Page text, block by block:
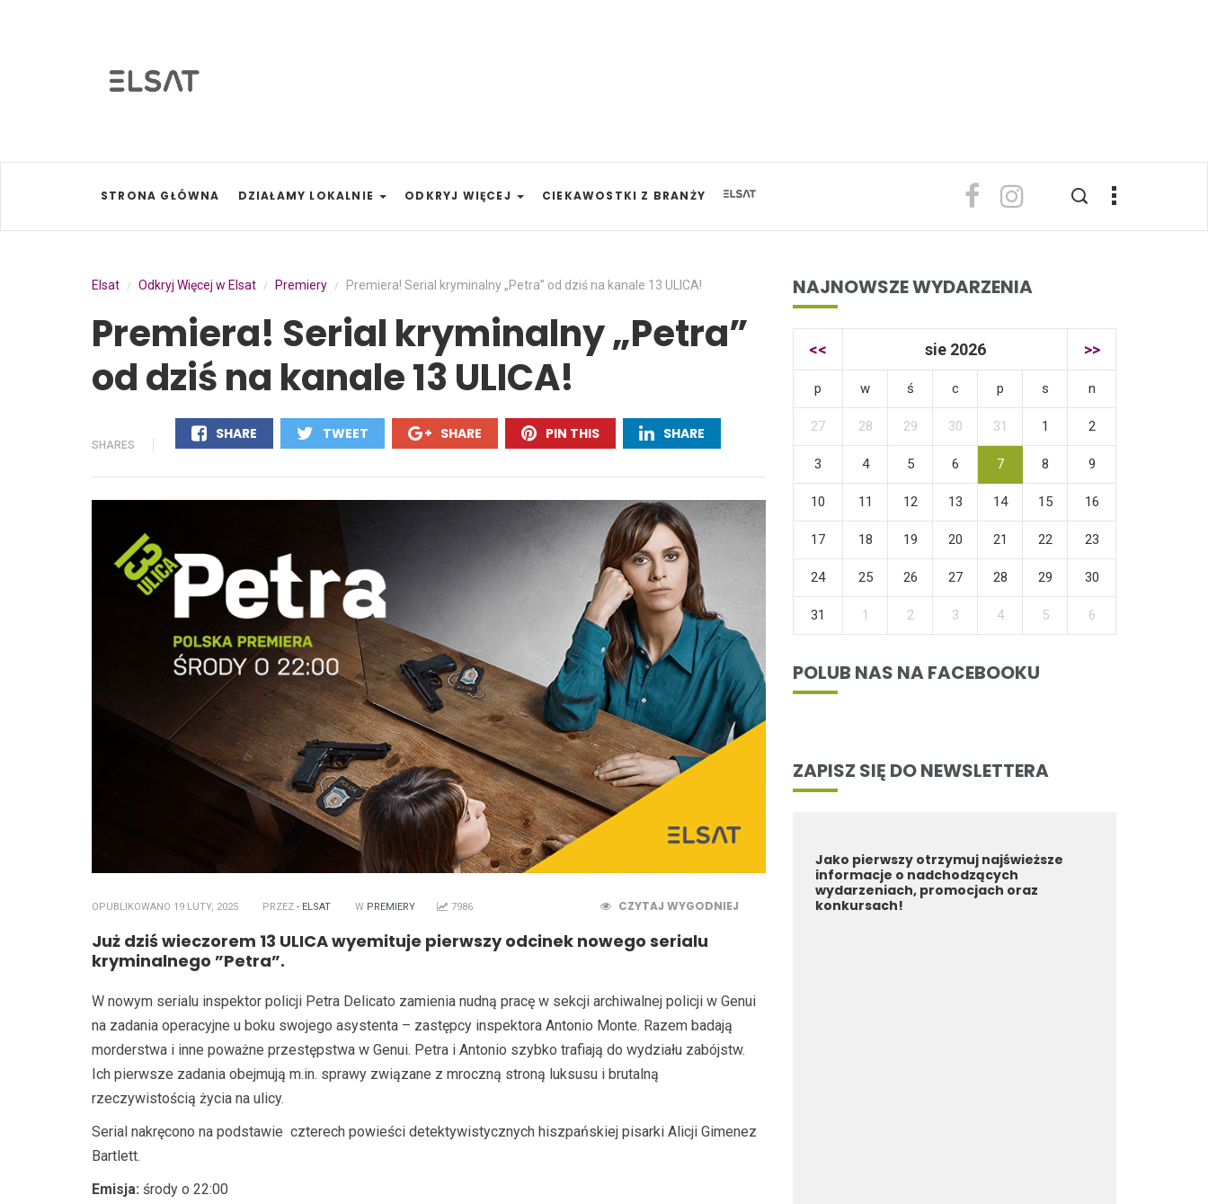
STRONA GŁÓWNA DZIAŁAMY LOKALNIE ODKRYJ WIĘCEJ CIEKAWOSTKI Z BRANŻY
Elsat / Odkryj Więcej w Elsat / Premiery / Premiera! Serial kryminalny „Petra” od dziś na kanale 13 ULICA!
Premiera! Serial kryminalny „Petra”
od dziś na kanale 13 ULICA!
SHARES
SHARE
TWEET
SHARE PIN THIS SHARE
OPUBLIKOWANO 19 LUTY, 2025 PRZEZ - ELSAT W PREMIERY 7986 CZYTAJ WYGODNIEJ
Już dziś wieczorem 13 ULICA wyemituje pierwszy odcinek nowego serialu
kryminalnego ”Petra”.
W nowym serialu inspektor policji Petra Delicato zamienia nudną pracę w sekcji archiwalnej policji w Genui
na zadania operacyjne u boku swojego asystenta – zastępcy inspektora Antonio Monte. Razem badają
morderstwa i inne poważne przestępstwa w Genui. Petra i Antonio szybko trafiają do wydziału zabójstw.
Ich pierwsze zadania obejmują m.in. sprawy związane z mroczną stroną luksusu i brutalną
rzeczywistością życia na ulicy.
Serial nakręcono na podstawie czterech powieści detektywistycznych hiszpańskiej pisarki Alicji Gimenez
Bartlett.
Emisja: środy o 22:00
NAJNOWSZE WYDARZENIA
<< sie 2026 >>
p w ś c p s n
27 28 29 30 31 1 2
3 4 5 6 7 8 9
10 11 12 13 14 15 16
17 18 19 20 21 22 23
24 25 26 27 28 29 30
31 1 2 3 4 5 6
POLUB NAS NA FACEBOOKU
ZAPISZ SIĘ DO NEWSLETTERA
Jako pierwszy otrzymuj najświeższe
informacje o nadchodzących
wydarzeniach, promocjach oraz
konkursach!